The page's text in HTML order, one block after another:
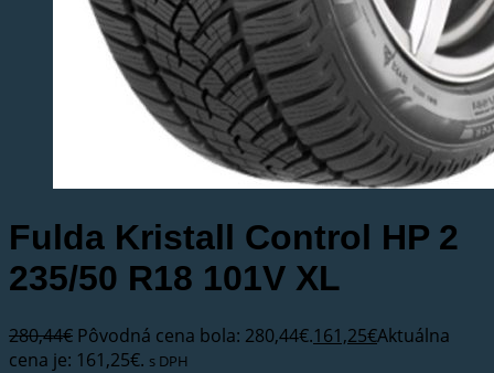
Fulda Kristall Control HP 2
235/50 R18 101V XL
280,44€ Pôvodná cena bola: 280,44€.161,25€Aktuálna
cena je: 161,25€. s DPH